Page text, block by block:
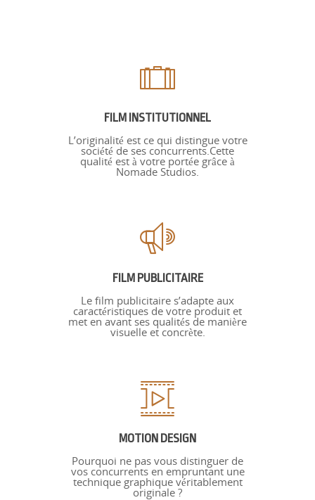
FILM INSTITUTIONNEL
L’originalité est ce qui distingue votre
société de ses concurrents.Cette
qualité est à votre portée grâce à
Nomade Studios.
FILM PUBLICITAIRE
Le film publicitaire s’adapte aux
caractéristiques de votre produit et
met en avant ses qualités de manière
visuelle et concrète.
MOTION DESIGN
Pourquoi ne pas vous distinguer de
vos concurrents en empruntant une
technique graphique véritablement
originale ?